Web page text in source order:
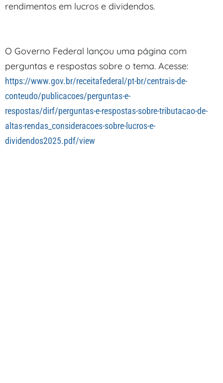
rendimentos em lucros e dividendos.
O Governo Federal lançou uma página com
perguntas e respostas sobre o tema. Acesse:
https://www.gov.br/receitafederal/pt-br/centrais-de-
conteudo/publicacoes/perguntas-e-
respostas/dirf/perguntas-e-respostas-sobre-tributacao-de-
altas-rendas_consideracoes-sobre-lucros-e-
dividendos2025.pdf/view